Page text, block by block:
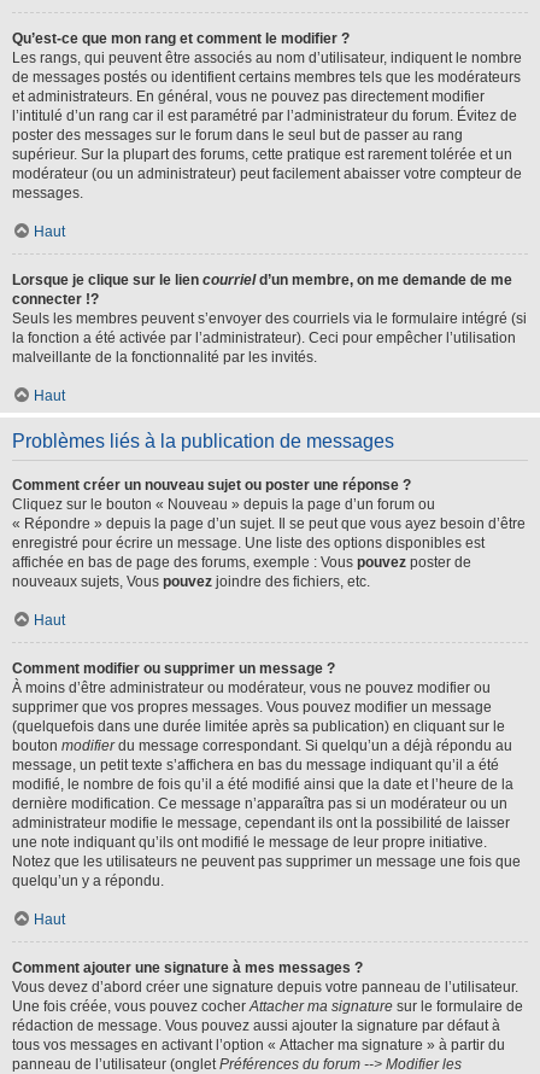
Qu’est-ce que mon rang et comment le modifier ?
Les rangs, qui peuvent être associés au nom d’utilisateur, indiquent le nombre
de messages postés ou identifient certains membres tels que les modérateurs
et administrateurs. En général, vous ne pouvez pas directement modifier
l’intitulé d’un rang car il est paramétré par l’administrateur du forum. Évitez de
poster des messages sur le forum dans le seul but de passer au rang
supérieur. Sur la plupart des forums, cette pratique est rarement tolérée et un
modérateur (ou un administrateur) peut facilement abaisser votre compteur de
messages.
Haut
Lorsque je clique sur le lien courrield’un membre, on me demande de me
connecter !?
Seuls les membres peuvent s’envoyer des courriels via le formulaire intégré (si
la fonction a été activée par l’administrateur). Ceci pour empêcher l’utilisation
malveillante de la fonctionnalité par les invités.
Haut
Problèmes liés à la publication de messages
Comment créer un nouveau sujet ou poster une réponse ?
Cliquez sur le bouton « Nouveau » depuis la page d’un forum ou
« Répondre » depuis la page d’un sujet. Il se peut que vous ayez besoin d’être
enregistré pour écrire un message. Une liste des options disponibles est
affichée en bas de page des forums, exemple : Vous pouvez poster de
nouveaux sujets, Vous pouvez joindre des fichiers, etc.
Haut
Comment modifier ou supprimer un message ?
À moins d’être administrateur ou modérateur, vous ne pouvez modifier ou
supprimer que vos propres messages. Vous pouvez modifier un message
(quelquefois dans une durée limitée après sa publication) en cliquant sur le
bouton modifierdu message correspondant. Si quelqu’un a déjà répondu au
message, un petit texte s’affichera en bas du message indiquant qu’il a été
modifié, le nombre de fois qu’il a été modifié ainsi que la date et l’heure de la
dernière modification. Ce message n’apparaîtra pas si un modérateur ou un
administrateur modifie le message, cependant ils ont la possibilité de laisser
une note indiquant qu’ils ont modifié le message de leur propre initiative.
Notez que les utilisateurs ne peuvent pas supprimer un message une fois que
quelqu’un y a répondu.
Haut
Comment ajouter une signature à mes messages ?
Vous devez d’abord créer une signature depuis votre panneau de l’utilisateur.
Une fois créée, vous pouvez cocherAttacher ma signature sur le formulaire de
rédaction de message. Vous pouvez aussi ajouter la signature par défaut à
tous vos messages en activant l’option « Attacher ma signature » à partir du
panneau de l’utilisateur (ongletPréférences du forum --> Modifier les